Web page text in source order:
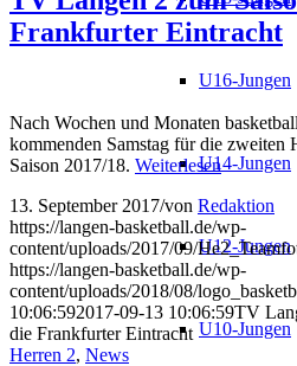
U16-Jungen
U14-Jungen
U12-Jungen
U10-Jungen
Frankfurter Eintracht
Nach Wochen und Monaten
kommenden Samstag für die zweiten
Saison 2017/18. Weiterlesen
13. September 2017/von Redaktion
https://langen-basketball.de/wp-
content/uploads/2017/09/
https://langen-basketball.de/wp-
content/uploads/2018/08/
10:06:592017-09-13 10:06:59TV
die Frankfurter Eintracht
Herren 2, News